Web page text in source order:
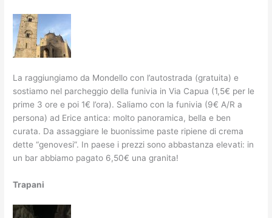
La raggiungiamo da Mondello con l’autostrada (gratuita) e
sostiamo nel parcheggio della funivia in Via Capua (1,5€ per le
prime 3 ore e poi 1€ l’ora). Saliamo con la funivia (9€ A/R a
persona) ad Erice antica: molto panoramica, bella e ben
curata. Da assaggiare le buonissime paste ripiene di crema
dette “genovesi”. In paese i prezzi sono abbastanza elevati: in
un bar abbiamo pagato 6,50€ una granita!
Trapani